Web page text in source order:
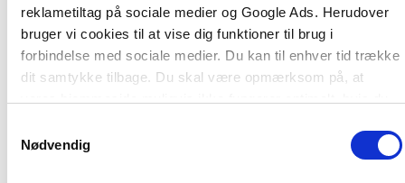
reklametiltag på sociale medier og Google Ads. Herudover
bruger vi cookies til at vise dig funktioner til brug i
forbindelse med sociale medier. Du kan til enhver tid trække
dit samtykke tilbage. Du skal være opmærksom på, at
Nødvendig